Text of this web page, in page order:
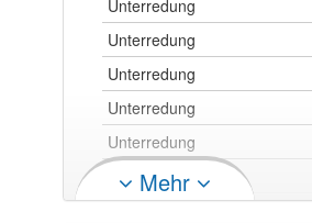
Unterredung
Unterredung
Unterredung
Unterredung
Unterredung
Unterredung
Mehr